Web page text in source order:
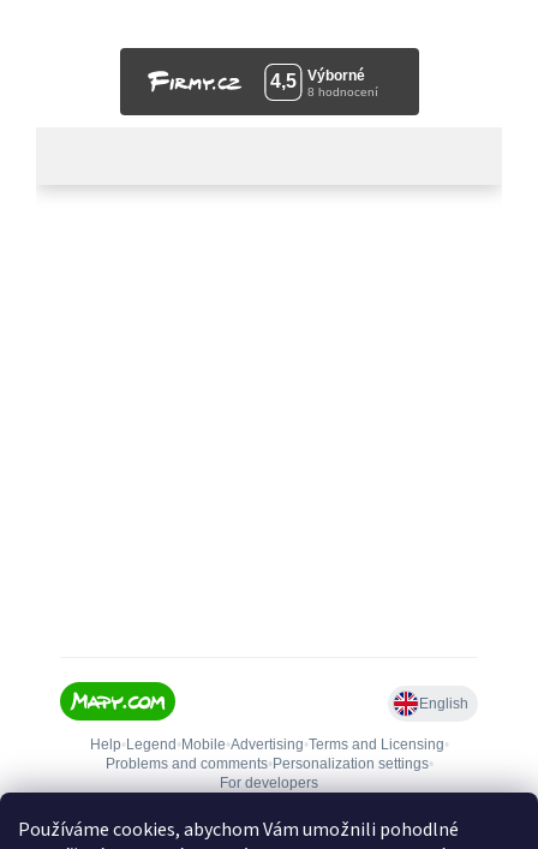
Používáme cookies, abychom Vám umožnili pohodlné